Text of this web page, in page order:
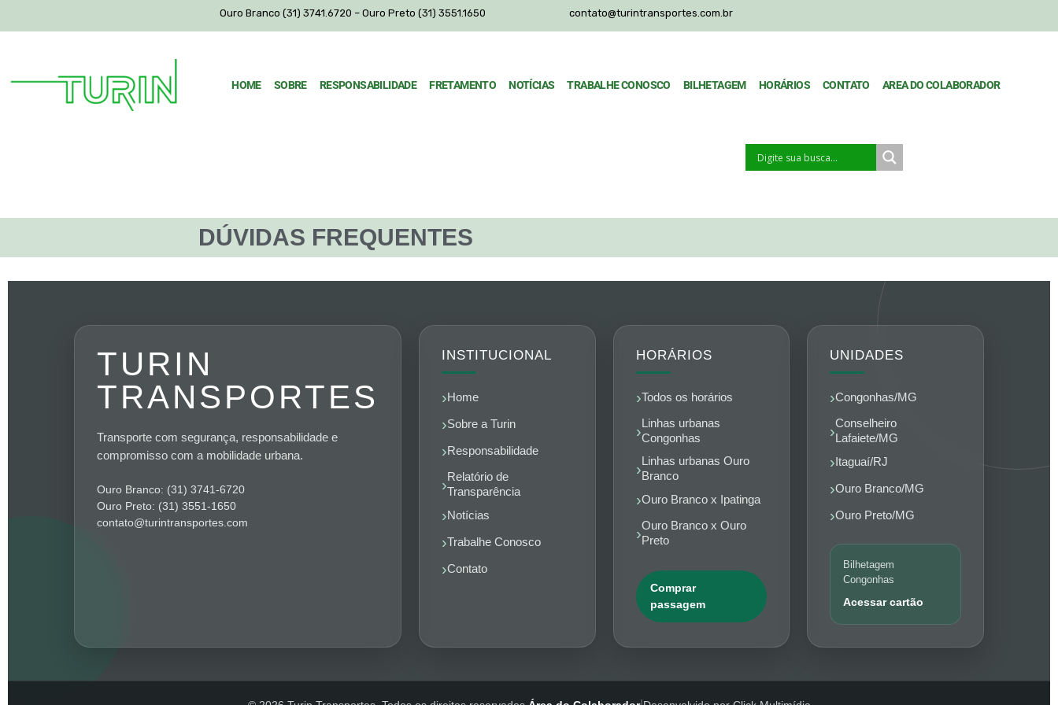
Ouro Branco (31) 3741.6720 – Ouro Preto (31) 3551.1650 contato@turintransportes.com.br
HOME SOBRE RESPONSABILIDADE FRETAMENTO NOTÍCIAS TRABALHE CONOSCO BILHETAGEM HORÁRIOS CONTATO AREA DO COLABORADOR
DÚVIDAS FREQUENTES
TURIN
TRANSPORTES
Transporte com segurança, responsabilidade e
compromisso com a mobilidade urbana.
Ouro Branco: (31) 3741-6720
Ouro Preto: (31) 3551-1650
contato@turintransportes.com
INSTITUCIONAL
Home
Sobre a Turin
Responsabilidade
Relatório de
Transparência
Notícias
Trabalhe Conosco
Contato
HORÁRIOS
Todos os horários
Linhas urbanas
Congonhas
Linhas urbanas Ouro
Branco
Ouro Branco x Ipatinga
Ouro Branco x Ouro
Preto
Comprar
passagem
UNIDADES
Congonhas/MG
Conselheiro
Lafaiete/MG
Itaguaí/RJ
Ouro Branco/MG
Ouro Preto/MG
Bilhetagem
Congonhas
Acessar cartão